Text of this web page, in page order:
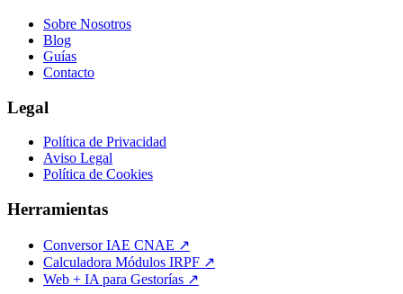
Sobre Nosotros
Blog
Guías
Contacto
Legal
Política de Privacidad
Aviso Legal
Política de Cookies
Herramientas
Conversor IAE CNAE ↗
Calculadora Módulos IRPF ↗
Web + IA para Gestorías ↗